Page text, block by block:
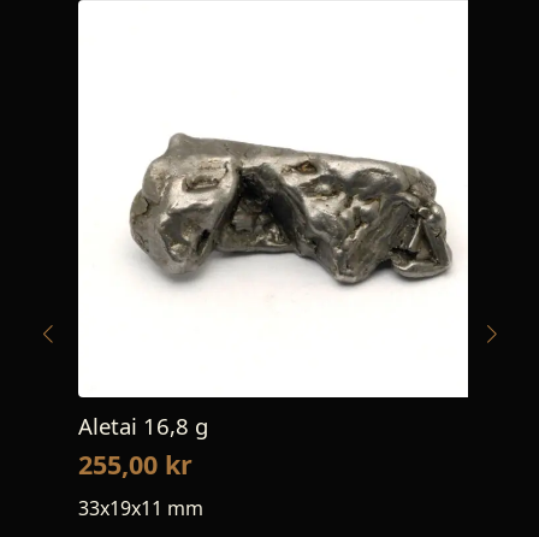
Aletai 16,8 g
255,00 kr
33x19x11 mm